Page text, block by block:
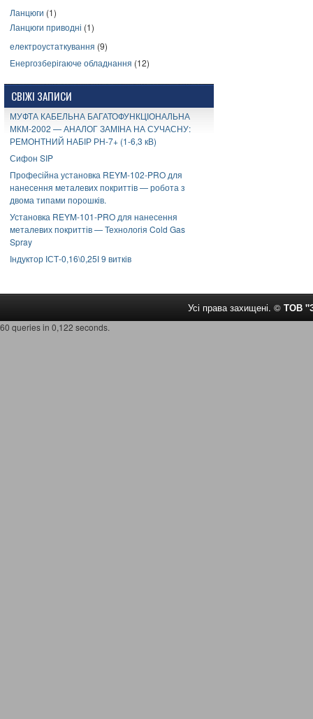
Ланцюги (1)
Ланцюги приводні (1)
електроустаткування (9)
Енергозберігаюче обладнання (12)
СВІЖІ ЗАПИСИ
МУФТА КАБЕЛЬНА БАГАТОФУНКЦІОНАЛЬНА
МКМ-2002 — АНАЛОГ ЗАМІНА НА СУЧАСНУ:
РЕМОНТНИЙ НАБІР РН-7+ (1-6,3 кВ)
Сифон SIP
Професійна установка REYM-102-PRO для
нанесення металевих покриттів — робота з
двома типами порошків.
Установка REYM-101-PRO для нанесення
металевих покриттів — Технологія Cold Gas
Spray
Індуктор ІСТ-0,16\0,25І 9 витків
Усі права захищені. © ТОВ
60 queries in 0,122 seconds.